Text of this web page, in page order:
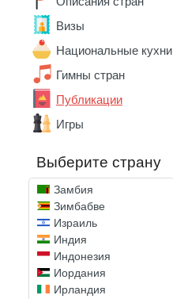
Визы
Национальные кухни
Гимны стран
Публикации
Игры
Выберите страну
Вьетнам
Габон
Германия
Гонконг
Грузия
Дания
Доминикана
Египет
Замбия
Зимбабве
Израиль
Индия
Индонезия
Иордания
Ирландия